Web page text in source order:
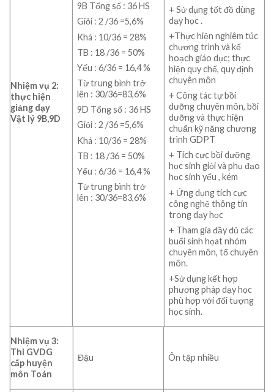
Nhiệm vụ 2:
thực hiện
giảng dạy
Vật lý 9B,9D
9B Tổng số : 36 HS
Giỏi : 2 /36 =5,6%
Khá : 10/36 = 28%
TB : 18 /36 = 50%
Yếu : 6/36 = 16,4 %
Từ trung bình trở
lên : 30/36=83,6%
9D Tổng số : 36 HS
Giỏi : 2 /36 =5,6%
Khá : 10/36 = 28%
TB : 18 /36 = 50%
Yếu : 6/36 = 16,4 %
Từ trung bình trở
lên : 30/36=83,6%
+ Sử dụng tốt đồ dùng
dạy học .
+Thực hiện nghiêm túc
chương trình và kế
hoạch giáo dục; thực
hiện quy chế, quy định
chuyên môn
+ Công tác tự bồi
dưỡng chuyên môn, bồi
dưỡng và thực hiện
chuẩn kỹ năng chương
trình GDPT
+ Tích cực bồi dưỡng
học sinh giỏi và phụ đạo
học sinh yếu , kém
+ Ứng dụng tích cực
công nghệ thông tin
trong dạy học
+ Tham gia đầy đủ các
buổi sinh họat nhóm
chuyên môn, tổ chuyên
môn.
+Sử dụng kết hợp
phương pháp dạy học
phù hợp với đối tượng
học sinh.
Nhiệm vụ 3:
Thi GVDG
cấp huyện
môn Toán
Đậu Ôn tập nhiều